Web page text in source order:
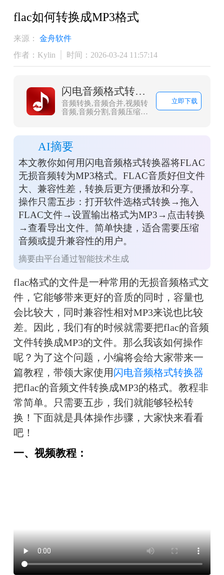
flac如何转换成MP3格式
来源：
金舟软件
作者：Kylin
时间：2026-03-24 11:57:14
闪电音频格式转换器
音频转换,音频合并,视频转
音频,音频分割,音频压缩,
的音乐音频转换软件，集
合了音频格式转换、音频
合并、视频音频提取、音
频分割、音频压缩、视频
转音频，调整声音大小等
多种功能。
立即下载
AI摘要
本文教你如何用闪电音频格式转换器将FLAC
无损音频转为MP3格式。FLAC音质好但文件
大、兼容性差，转换后更方便播放和分享。
操作只需五步：打开软件选格式转换→拖入
FLAC文件→设置输出格式为MP3→点击转换
→查看导出文件。简单快捷，适合需要压缩
音频或提升兼容性的用户。
摘要由平台通过智能技术生成
flac格式的文件是一种常用的无损音频格式文
件，它能够带来更好的音质的同时，容量也
会比较大，同时兼容性相对MP3来说也比较
差。因此，我们有的时候就需要把flac的音频
文件转换成MP3的文件。那么我该如何操作
呢？为了这个问题，小编将会给大家带来一
篇教程，带领大家使用闪电音频格式转换器
把flac的音频文件转换成MP3的格式。教程非
常简单。只需要五步，我们就能够轻松转
换！下面就是具体操作步骤，大家快来看看
吧！
一、视频教程：